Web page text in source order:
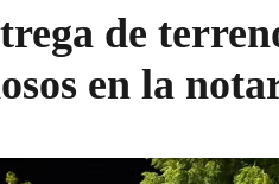
de
en la